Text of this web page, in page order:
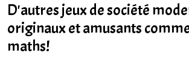
D'autres jeux de société
originaux et amusants
maths!